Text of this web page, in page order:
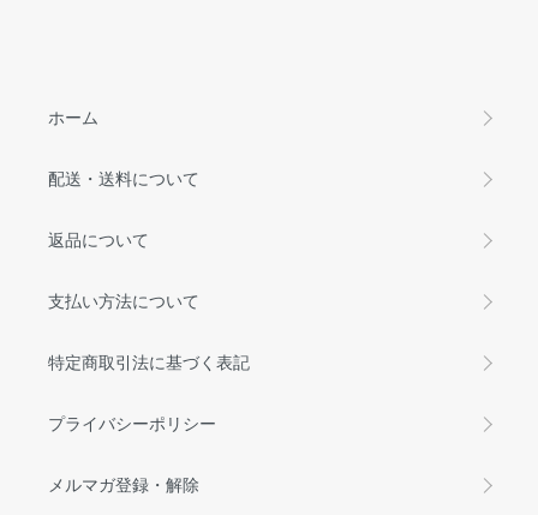
ホーム
配送・送料について
返品について
支払い方法について
特定商取引法に基づく表記
プライバシーポリシー
メルマガ登録・解除